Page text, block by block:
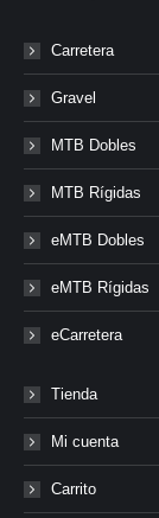
Carretera
Gravel
MTB Dobles
MTB Rígidas
eMTB Dobles
eMTB Rígidas
eCarretera
Tienda
Mi cuenta
Carrito